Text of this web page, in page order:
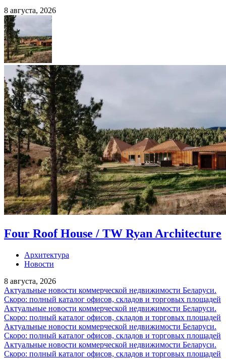
8 августа, 2026
Four Roof House / TW Ryan Architecture
Архитектура
Новости
8 августа, 2026
Актуальные новости коммерческой недвижимости Беларуси.
Скоро: полный каталог офисов, складов и торговых площадей
Актуальные новости коммерческой недвижимости Беларуси.
Скоро: полный каталог офисов, складов и торговых площадей
Актуальные новости коммерческой недвижимости Беларуси.
Скоро: полный каталог офисов, складов и торговых площадей
Актуальные новости коммерческой недвижимости Беларуси.
Скоро: полный каталог офисов, складов и торговых площадей